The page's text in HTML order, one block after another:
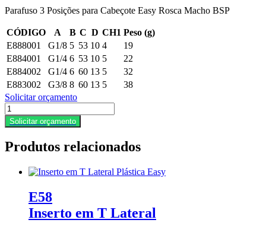
Parafuso 3 Posições para Cabeçote Easy Rosca Macho BSP
CÓDIGO A B C D CH1 Peso (g)
E888001
G1/8 5 53 10 4
19
E884001
G1/4 6 53 10 5
22
E884002
G1/4 6 60 13 5
32
E883002
G3/8 8 60 13 5
38
Solicitar orçamento
E88Parafuso
3
Posições
Cabeçote
Rosca
quantidade
Solicitar orçamento
Produtos relacionados
E58
Inserto em T Lateral